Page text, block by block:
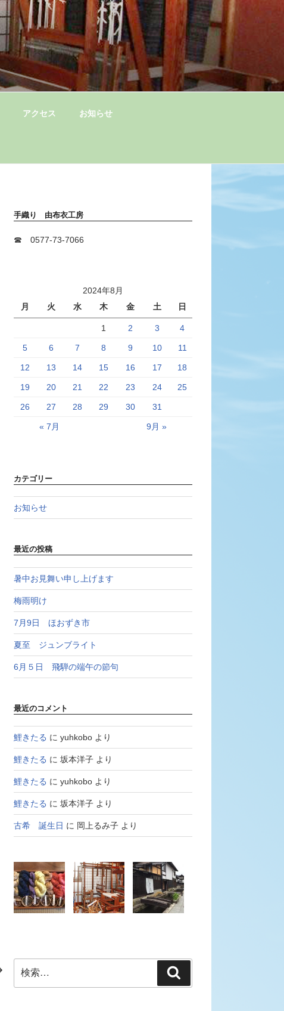
アクセス お知らせ
手織り 由布衣工房
☎ 0577-73-7066
2024年8月
月
火 水 木 金 土 日
1 2 3 4
5 6 7 8 9 10 11
12 13 14 15 16 17 18
19 20 21 22 23 24 25
26 27 28 29 30 31
« 7月 9月 »
カテゴリー
お知らせ
最近の投稿
暑中お見舞い申し上げます
梅雨明け
7月9日 ほおずき市
夏至 ジュンブライト
6月５日 飛騨の端午の節句
最近のコメント
鯉きたる に yuhkoboより
鯉きたる に 坂本洋子より
鯉きたる に yuhkoboより
鯉きたる に 坂本洋子より
古希 誕生日 に 岡上るみ子より
索:
索